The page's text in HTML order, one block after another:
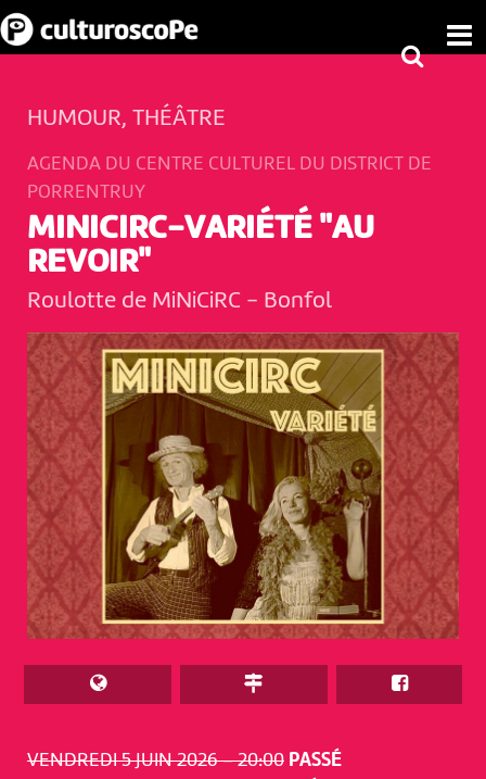
VENDREDI 5 JUIN 2026 – 20:00 PASSÉ
HUMOUR, THÉÂTRE
AGENDA DU CENTRE CULTUREL DU DISTRICT DE
PORRENTRUY
MINICIRC-VARIÉTÉ "AU
REVOIR"
Roulotte de MiNiCiRC - Bonfol